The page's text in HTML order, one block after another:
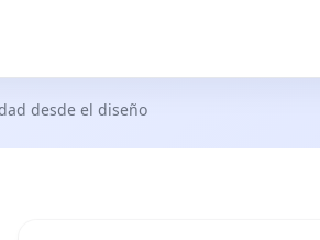
desde el diseño